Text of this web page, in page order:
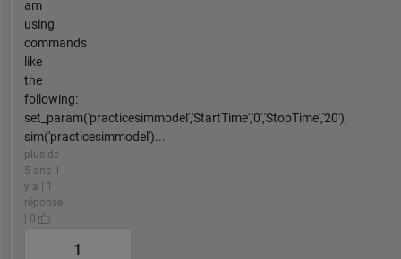
am
using
commands
like
the
following:
set_param('practicesimmodel','StartTime','0','StopTime','20');
sim('practicesimmodel')...
plus de
5 ans il
y a | 1
réponse
| 0
1